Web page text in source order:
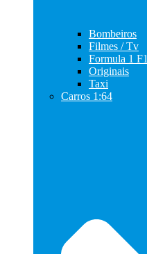
Bombeiros
Filmes / Tv
Formula 1 F1
Originais
Taxi
Carros 1:64